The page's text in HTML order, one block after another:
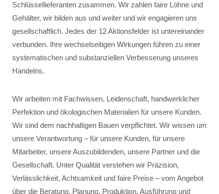
Schlüssellieferanten zusammen. Wir zahlen faire Löhne und
Gehälter, wir bilden aus und weiter und wir engagieren uns
gesellschaftlich. Jedes der 12 Aktionsfelder ist untereinander
verbunden. Ihre wechselseitigen Wirkungen führen zu einer
systematischen und substanziellen Verbesserung unseres
Handelns.
Wir arbeiten mit Fachwissen, Leidenschaft, handwerklicher
Perfektion und ökologischen Materialien für unsere Kunden.
Wir sind dem nachhaltigen Bauen verpflichtet. Wir wissen um
unsere Verantwortung – für unsere Kunden, für unsere
Mitarbeiter, unsere Auszubildenden, unsere Partner und die
Gesellschaft. Unter Qualität verstehen wir Präzision,
Verlässlichkeit, Achtsamkeit und faire Preise – vom Angebot
über die Beratung, Planung, Produktion, Ausführung und